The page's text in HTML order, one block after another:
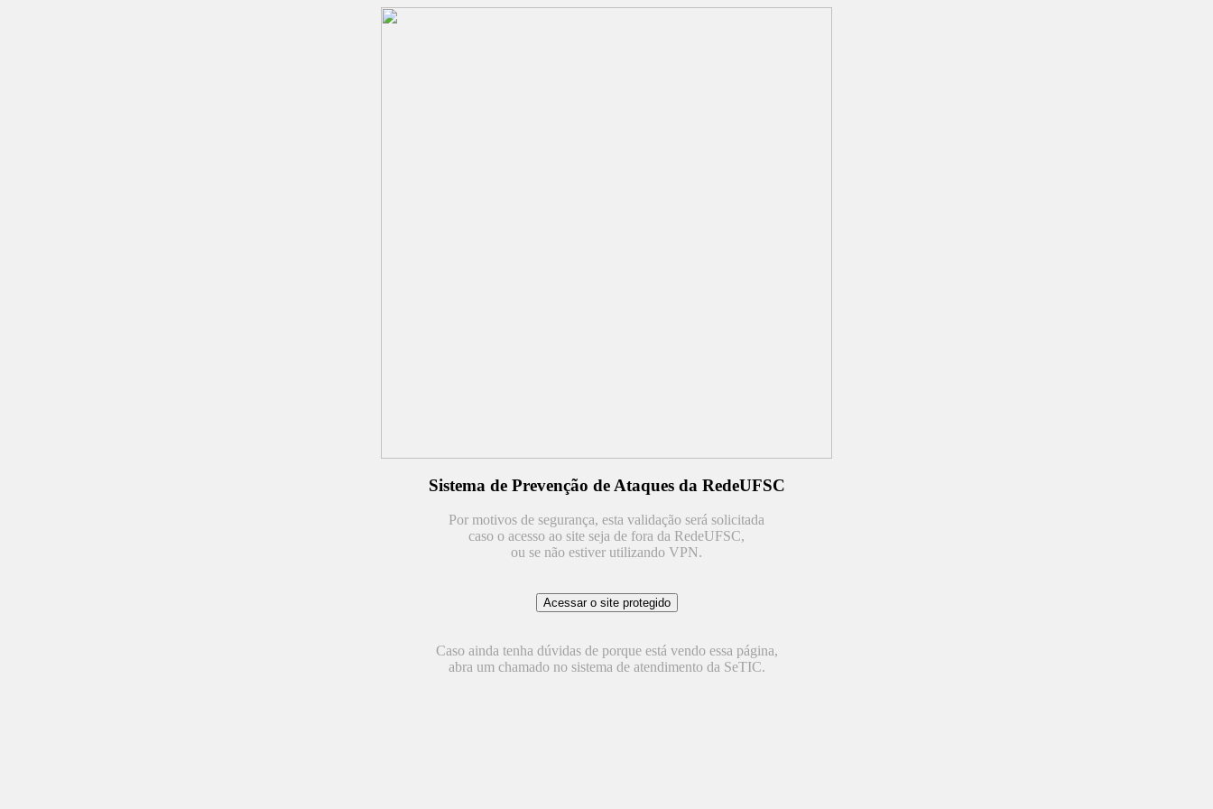
Sistema de Prevenção de Ataques da RedeUFSC
Por motivos de segurança, esta validação será solicitada
caso o acesso ao site seja de fora da RedeUFSC,
ou se não estiver utilizando VPN.
Caso ainda tenha dúvidas de porque está vendo essa página,
abra um chamado no sistema de atendimento da SeTIC.